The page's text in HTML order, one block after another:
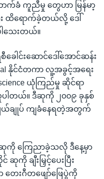
ာက်ခံ ကူညီမှု တွေဟာ မြန်မာ့
ထိရောက်ခဲ့တယ်လို့ ဒေါ်
ါသေးတယ်။
ေါင်းဆောင်ဒေါ်အောင်ဆန်း
နိုင်ငံတကာ လူ့အခွင့်အရေး
ယုံကြည်မှု ဆိုင်ရာ
ယ်။ ဒီဆုကို ၂၀၀၉ ခုနှစ်
ျယ်ချုပ် ကျခံနေရတဲ့အတွက်
ဆုကို ကြေညာခဲ့သလို ဒီနေ့မှာ
ချီးမြှင့်ပေးပြီး
တေးဂီတဖျော်ဖြေပွဲကို